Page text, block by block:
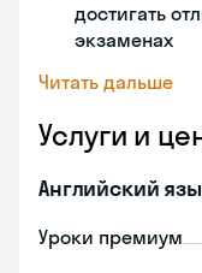
достигать
экзаменах
Читать дальше
Услуги и
Английский
Уроки премиум